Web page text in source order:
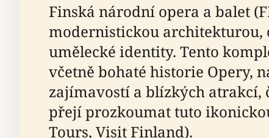
Finská národní opera a balet
modernistickou architekturou,
umělecké identity. Tento
včetně bohaté historie Opery,
zajímavostí a blízkých atrakcí,
přejí prozkoumat tuto
Tours, Visit Finland).